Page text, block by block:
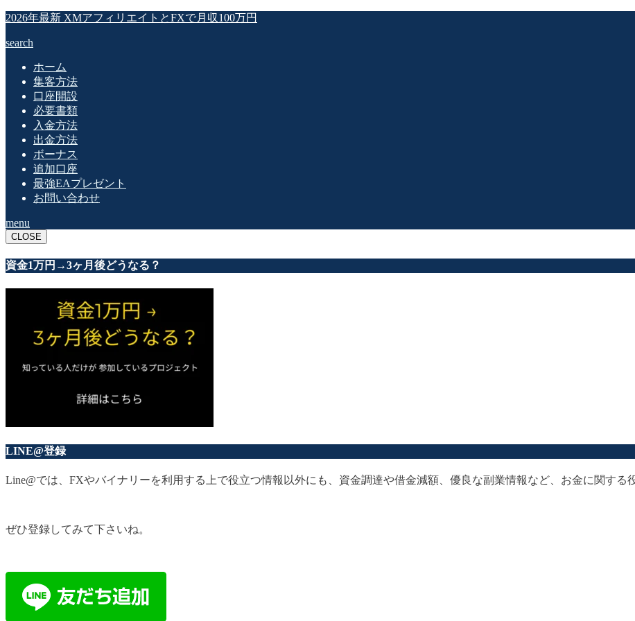
2026年最新 XMアフィリエイトとFXで月収100万円
search
ホーム
集客方法
口座開設
必要書類
入金方法
出金方法
ボーナス
追加口座
最強EAプレゼント
お問い合わせ
menu
CLOSE
資金1万円→3ヶ月後どうなる？
LINE@登録
Line@では、FXやバイナリーを利用する上で役立つ情報以外にも、資金調達や借金減額、優良な副業情報など、お金に関する
ぜひ登録してみて下さいね。